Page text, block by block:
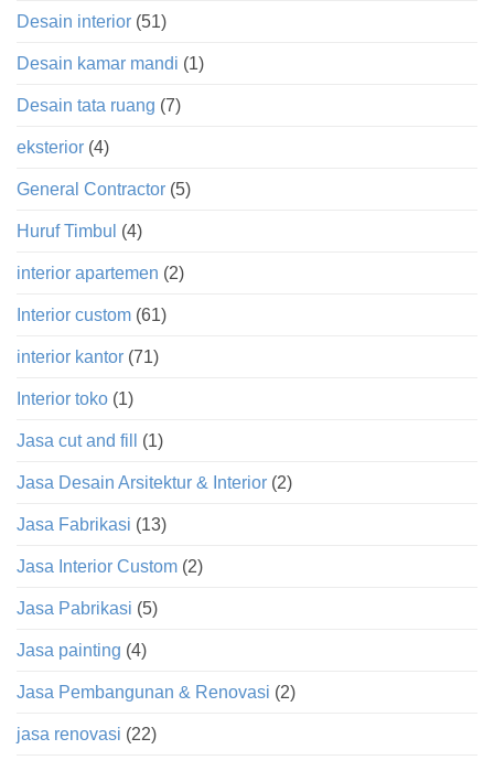
Desain interior (51)
Desain kamar mandi (1)
Desain tata ruang (7)
eksterior (4)
General Contractor (5)
Huruf Timbul (4)
interior apartemen (2)
Interior custom (61)
interior kantor (71)
Interior toko (1)
Jasa cut and fill (1)
Jasa Desain Arsitektur & Interior (2)
Jasa Fabrikasi (13)
Jasa Interior Custom (2)
Jasa Pabrikasi (5)
Jasa painting (4)
Jasa Pembangunan & Renovasi (2)
jasa renovasi (22)